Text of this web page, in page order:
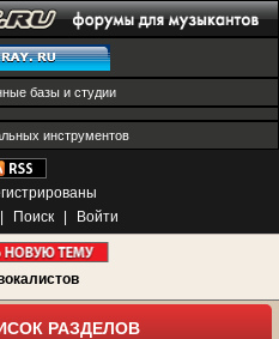
базы и студии
инструментов
Поиск Войти
РАЗДЕЛОВ